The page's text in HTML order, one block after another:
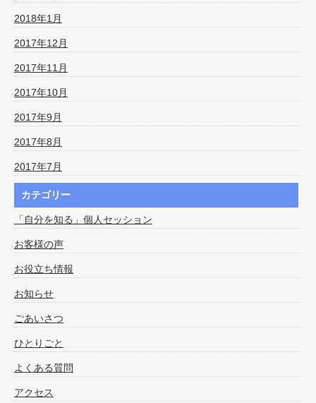
2018年1月
2017年12月
2017年11月
2017年10月
2017年9月
2017年8月
2017年7月
カテゴリー
「自分を知る」個人セッション
お客様の声
お役立ち情報
お知らせ
ごあいさつ
ひとりごと
よくある質問
アクセス